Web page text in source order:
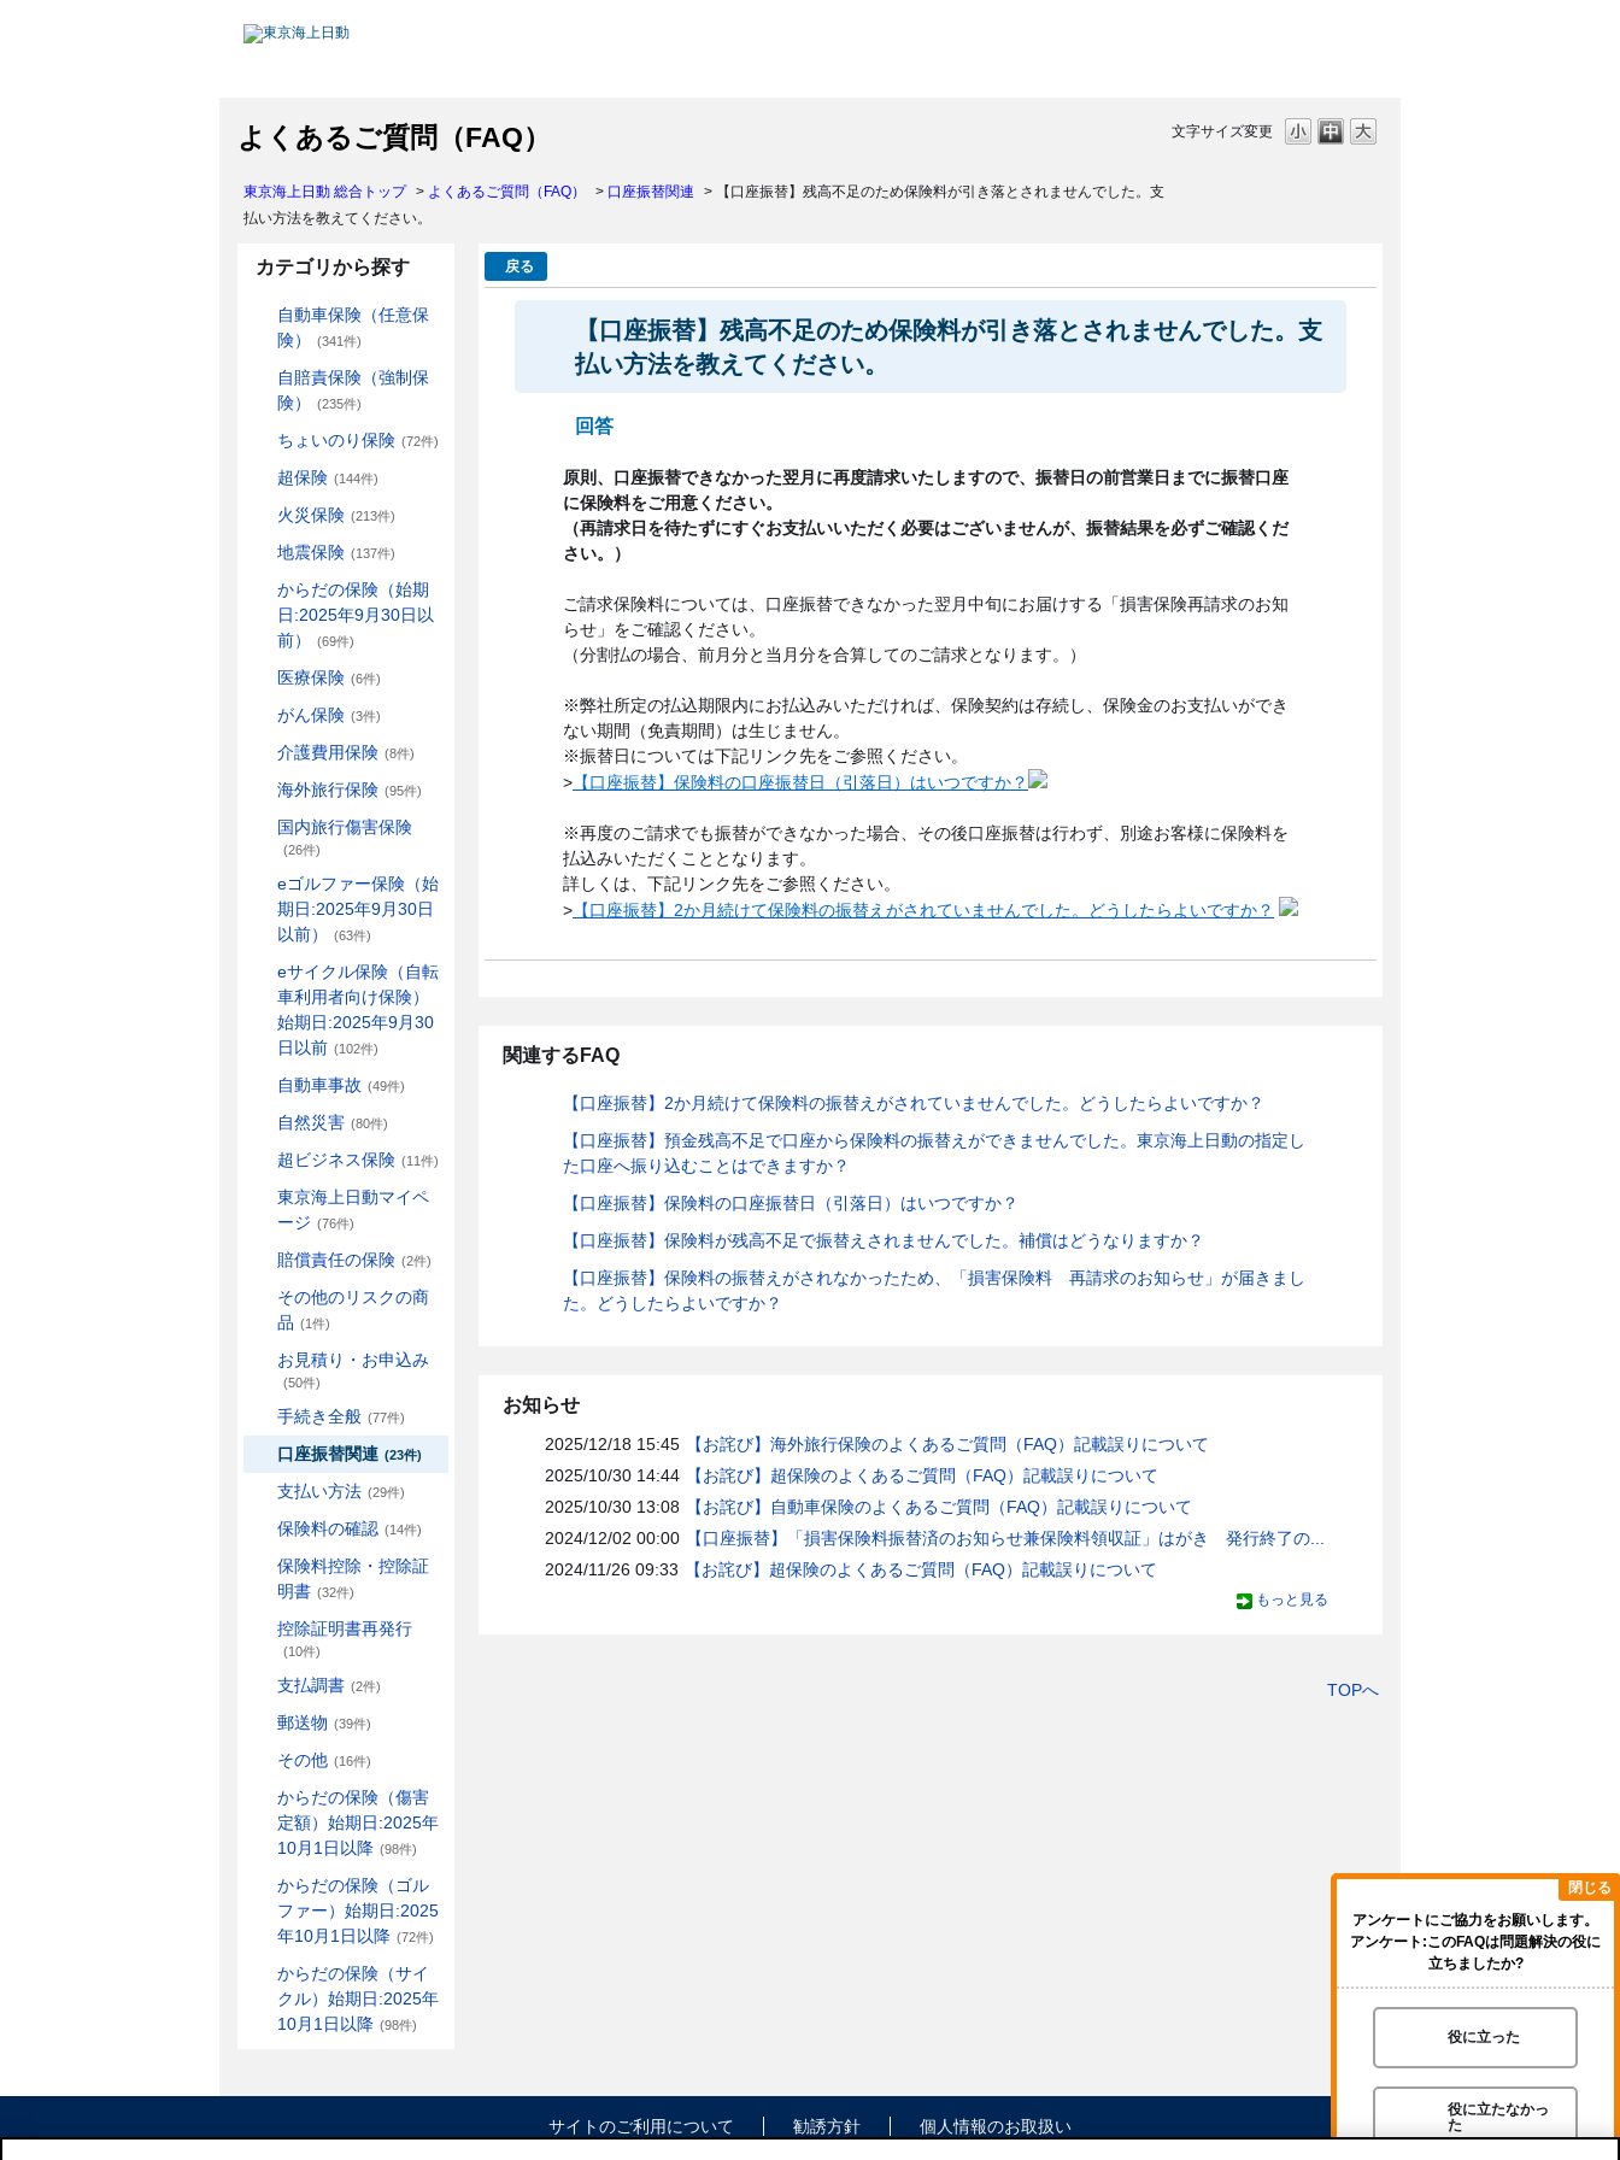
よくあるご質問（FAQ） 文字サイズ変更
東京海上日動 総合トップ > よくあるご質問（FAQ） > 口座振替関連 >
【口座振替】残高不足のため保険料が引き落とされませんでした。支
払い方法を教えてください。
カテゴリから探す
自動車保険（任意保
険）
(341件)
自賠責保険（強制保
険）
(235件)
ちょいのり保険 (72件)
超保険 (144件)
火災保険 (213件)
地震保険 (137件)
からだの保険（始期
日:2025年9月30日以
前）
(69件)
医療保険 (6件)
がん保険 (3件)
介護費用保険 (8件)
海外旅行保険 (95件)
国内旅行傷害保険
(26件)
eゴルファー保険（始
期日:2025年9月30日
以前）
(63件)
eサイクル保険（自転
車利用者向け保険）
始期日:2025年9月30
日以前 (102件)
自動車事故 (49件)
自然災害 (80件)
超ビジネス保険 (11件)
東京海上日動マイペ
ージ (76件)
賠償責任の保険 (2件)
その他のリスクの商
品 (1件)
お見積り・お申込み
(50件)
手続き全般 (77件)
口座振替関連 (23件)
支払い方法 (29件)
保険料の確認 (14件)
保険料控除・控除証
明書 (32件)
控除証明書再発行
(10件)
支払調書 (2件)
郵送物 (39件)
その他 (16件)
からだの保険（傷害
定額）始期日:2025年
10月1日以降 (98件)
からだの保険（ゴル
ファー）始期日:2025
年10月1日以降 (72件)
からだの保険（サイ
クル）始期日:2025年
10月1日以降 (98件)
戻る
【口座振替】残高不足のため保険料が引き落とされませんでした。支
払い方法を教えてください。
回答
原則、口座振替できなかった翌月に再度請求いたしますので、振替日の前営業日までに振替口座
に保険料をご用意ください。
（再請求日を待たずにすぐお支払いいただく必要はございませんが、振替結果を必ずご確認くだ
さい。）
ご請求保険料については、口座振替できなかった翌月中旬にお届けする「損害保険再請求のお知
らせ」をご確認ください。
（分割払の場合、前月分と当月分を合算してのご請求となります。）
※弊社所定の払込期限内にお払込みいただければ、保険契約は存続し、保険金のお支払いができ
ない期間（免責期間）は生じません。
※振替日については下記リンク先をご参照ください。
> 【口座振替】保険料の口座振替日（引落日）はいつですか？
※再度のご請求でも振替ができなかった場合、その後口座振替は行わず、別途お客様に保険料を
払込みいただくこととなります。
詳しくは、下記リンク先をご参照ください。
> 【口座振替】2か月続けて保険料の振替えがされていませんでした。どうしたらよいですか？
閉じる
アンケートにご協力をお願いします。
アンケート:このFAQは問題解決の役に
立ちましたか?
役に立った
役に立たなかっ
た
関連するFAQ
【口座振替】2か月続けて保険料の振替えがされていませんでした。どうしたらよいですか？
【口座振替】預金残高不足で口座から保険料の振替えができませんでした。東京海上日動の指定し
た口座へ振り込むことはできますか？
【口座振替】保険料の口座振替日（引落日）はいつですか？
【口座振替】保険料が残高不足で振替えされませんでした。補償はどうなりますか？
【口座振替】保険料の振替えがされなかったため、「損害保険料 再請求のお知らせ」が届きまし
た。どうしたらよいですか？
お知らせ
2025/12/18 15:45
【お詫び】海外旅行保険のよくあるご質問（FAQ）記載誤りについて
2025/10/30 14:44
【お詫び】超保険のよくあるご質問（FAQ）記載誤りについて
2025/10/30 13:08
【お詫び】自動車保険のよくあるご質問（FAQ）記載誤りについて
2024/12/02 00:00
【口座振替】「損害保険料振替済のお知らせ兼保険料領収証」はがき 発行終了の...
2024/11/26 09:33
【お詫び】超保険のよくあるご質問（FAQ）記載誤りについて
もっと見る
TOPへ
サイトのご利用について 勧誘方針 個人情報のお取扱い